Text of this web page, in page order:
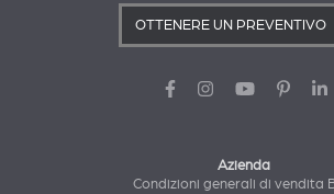
OTTENERE UN PREVENTIVO
Azienda
Condizioni generali di vendita